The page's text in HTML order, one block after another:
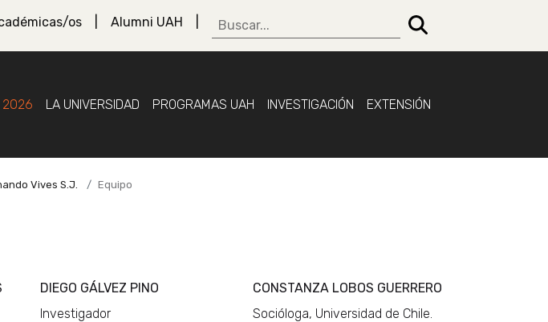
os Alumni UAH
2026 LA UNIVERSIDAD PROGRAMAS UAH INVESTIGACIÓN EXTENSIÓN
Vives S.J. Equipo
DIEGO GÁLVEZ PINO
Investigador
CONSTANZA LOBOS GUERRERO
Socióloga, Universidad de Chile.